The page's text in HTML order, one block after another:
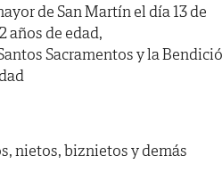
de San Martín el día 13 de
años de edad,
Sacramentos y la
nietos, biznietos y demás